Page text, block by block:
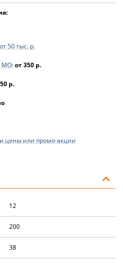
50 тыс. р.
МО:от 350 р.
р.
цены или промо-акции
12
200
38